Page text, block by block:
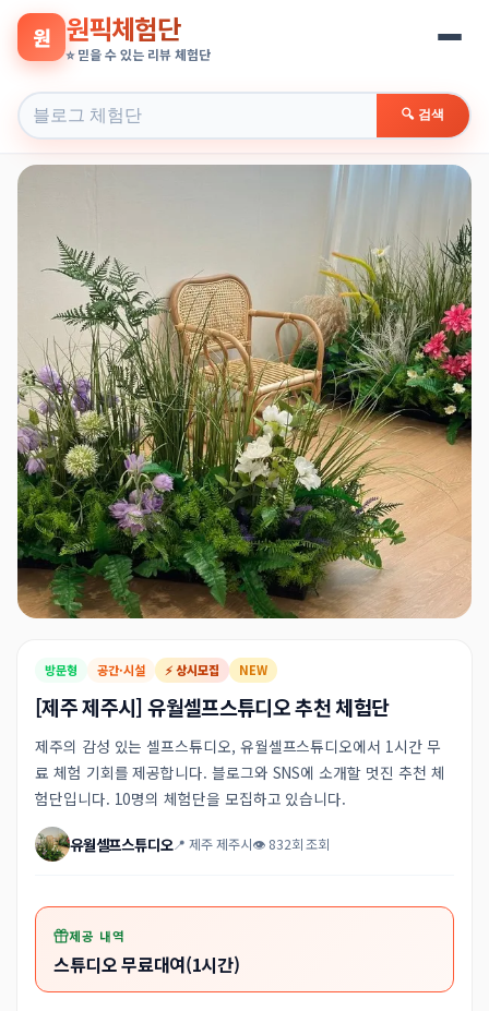
원 원픽체험단
⭐ 믿을 수 있는 리뷰 체험단
🔍 검색
방문형 공간·시설 ⚡ 상시모집 NEW
[제주 제주시] 유월셀프스튜디오 추천 체험단
제주의 감성 있는 셀프스튜디오, 유월셀프스튜디오에서 1시간 무
료 체험 기회를 제공합니다. 블로그와 SNS에 소개할 멋진 추천 체
험단입니다. 10명의 체험단을 모집하고 있습니다.
유월셀프스튜디오📍 제주 제주시👁 832회 조회
제공 내역
스튜디오 무료대여(1시간)